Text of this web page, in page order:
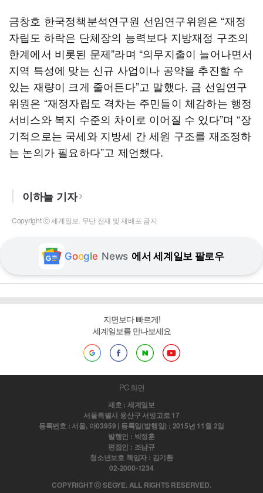
금창호 한국정책분석연구원 선임연구위원은 “재정
자립도 하락은 단체장의 능력보다 지방재정 구조의
한계에서 비롯된 문제”라며 “의무지출이 늘어나면서
지역 특성에 맞는 신규 사업이나 공약을 추진할 수
있는 재량이 크게 줄어든다”고 말했다. 금 선임연구
위원은 “재정자립도 격차는 주민들이 체감하는 행정
서비스와 복지 수준의 차이로 이어질 수 있다”며 “장
기적으로는 국세와 지방세 간 세원 구조를 재조정하
는 논의가 필요하다”고 제언했다.
이하늘 기자
Copyright ⓒ 세계일보. 무단 전재 및 재배포 금지
Google News 에서 세계일보 팔로우
지면보다 빠르게!
세계일보를 만나보세요
PC 화면
제호 : 세계일보
서울특별시 용산구 서빙고로 17
등록번호 : 서울, 아03959 | 등록일(발행일) : 2015년 11월 2일
발행인 : 박정훈
편집인 : 조남규
청소년보호 책임자 : 김기환
02-2000-1234
COPYRIGHT ⓒ SEGYE. ALL RIGHTS RESERVED.